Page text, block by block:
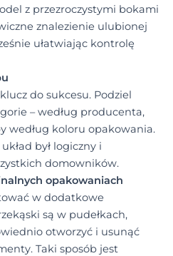
z przezroczystymi bokami
znalezienie ulubionej
ułatwiając kontrolę
do sukcesu. Podziel
– według producenta,
według koloru opakowania.
był logiczny i
domowników.
opakowaniach
w dodatkowe
są w pudełkach,
otworzyć i usunąć
Taki sposób jest